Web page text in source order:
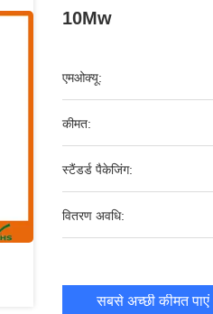
10Mw
एमओक्यू:
कीमत:
स्टैंडर्ड पैकेजिंग:
वितरण अवधि:
सबसे अच्छी कीमत पाएं